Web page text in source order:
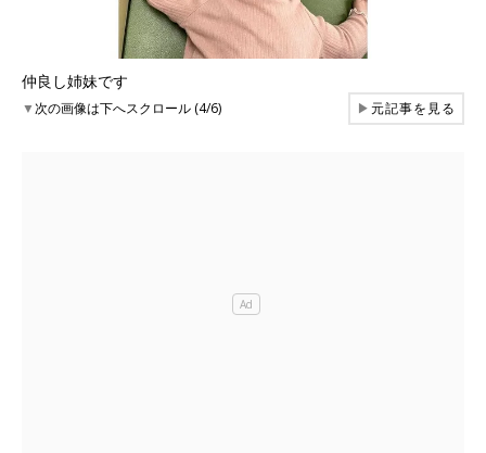
仲良し姉妹です
▼次の画像は下へスクロール (4/6) ▶元記事を見る